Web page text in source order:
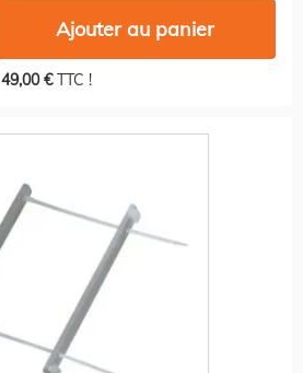
Ajouter au panier
49,00 €TTC !